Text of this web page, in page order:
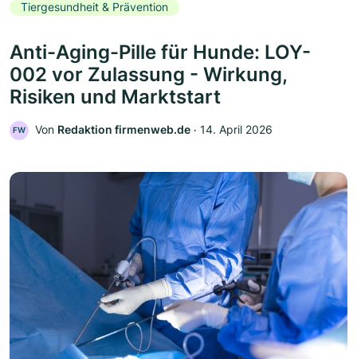
Tiergesundheit & Prävention
Anti-Aging-Pille für Hunde: LOY-
002 vor Zulassung - Wirkung,
Risiken und Marktstart
FW Von Redaktion firmenweb.de ‧ 14. April 2026